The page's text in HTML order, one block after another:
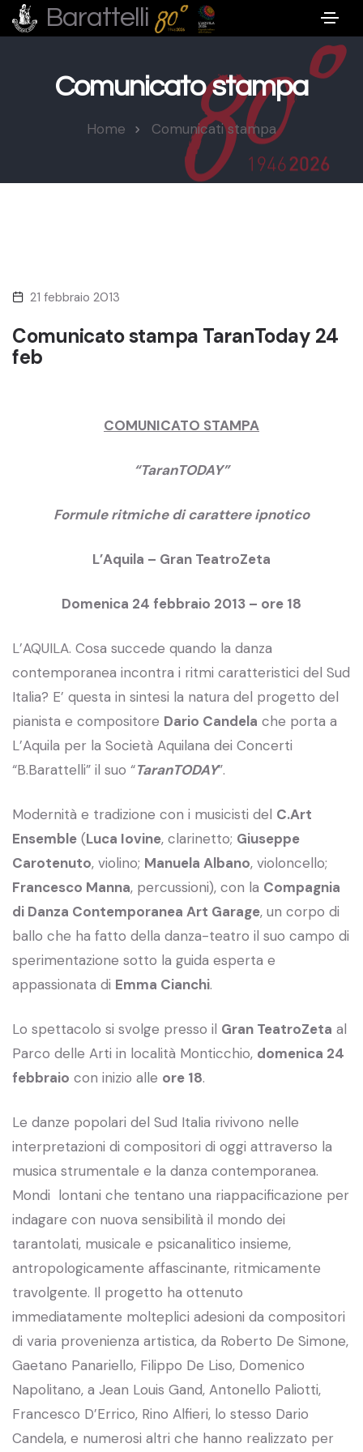
Barattelli
Comunicato stampa
Home Comunicati stampa
21 febbraio 2013
Comunicato stampa TaranToday 24
feb
COMUNICATO STAMPA
“TaranTODAY”
Formule ritmiche di carattere ipnotico
L’Aquila – Gran TeatroZeta
Domenica 24 febbraio 2013 – ore 18
L’AQUILA. Cosa succede quando la danza
contemporanea incontra i ritmi caratteristici del Sud
Italia? E’ questa in sintesi la natura del progetto del
pianista e compositore Dario Candela che porta a
L’Aquila per la Società Aquilana dei Concerti
“B.Barattelli” il suo “TaranTODAY”.
Modernità e tradizione con i musicisti del C.Art
Ensemble (Luca Iovine, clarinetto; Giuseppe
Carotenuto, violino; Manuela Albano, violoncello;
Francesco Manna, percussioni), con la Compagnia
di Danza Contemporanea Art Garage, un corpo di
ballo che ha fatto della danza-teatro il suo campo di
sperimentazione sotto la guida esperta e
appassionata di Emma Cianchi.
Lo spettacolo si svolge presso il Gran TeatroZeta al
Parco delle Arti in località Monticchio, domenica 24
febbraio con inizio alle ore 18.
Le danze popolari del Sud Italia rivivono nelle
interpretazioni di compositori di oggi attraverso la
musica strumentale e la danza contemporanea.
Mondi lontani che tentano una riappacificazione per
indagare con nuova sensibilità il mondo dei
tarantolati, musicale e psicanalitico insieme,
antropologicamente affascinante, ritmicamente
travolgente. Il progetto ha ottenuto
immediatamente molteplici adesioni da compositori
di varia provenienza artistica, da Roberto De Simone,
Gaetano Panariello, Filippo De Liso, Domenico
Napolitano, a Jean Louis Gand, Antonello Paliotti,
Francesco D’Errico, Rino Alfieri, lo stesso Dario
Candela, e numerosi altri che hanno realizzato per